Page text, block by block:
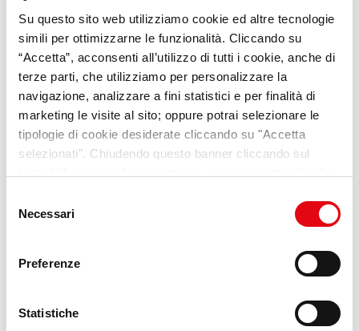
Su questo sito web utilizziamo cookie ed altre tecnologie
simili per ottimizzarne le funzionalità. Cliccando su
“Accetta”, acconsenti all’utilizzo di tutti i cookie, anche di
terze parti, che utilizziamo per personalizzare la
navigazione, analizzare a fini statistici e per finalità di
marketing le visite al sito; oppure potrai selezionare le
tipologie di cookie desiderate cliccando su "Accetta
selezionati". Chiudendo questo banner cliccando sul
modificare le tue preferenze in ogni momento mediante il
link “Impostazione dei cookie” a fine pagina. Per ulteriori
Cookie
Policy.
delNecessari
Preferenze
Statistiche
VideoPilloleper chi cerca
opportunità e consigli sul
mondo del lavoro
Scopri Lab Umana